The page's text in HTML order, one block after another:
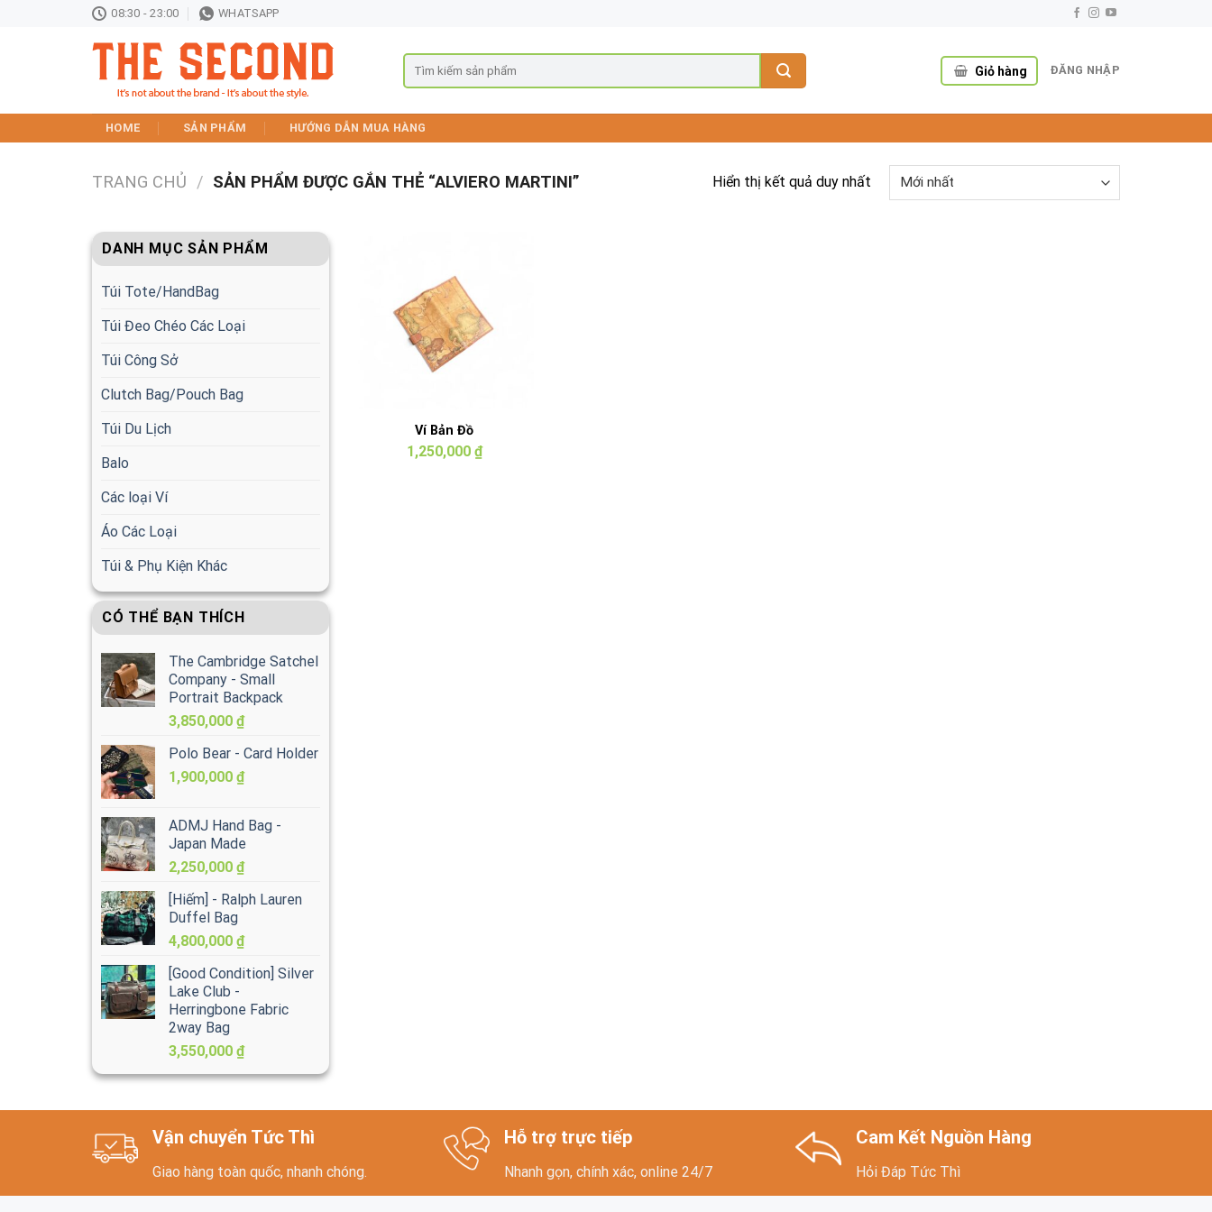
08:30 - 23:00 WHATSAPP
Giỏ hàng ĐĂNG NHẬP
HOME SẢN PHẨM HƯỚNG DẪN MUA HÀNG
TRANG CHỦ / SẢN PHẨM ĐƯỢC GẮN THẺ “ALVIERO MARTINI” Hiển thị kết quả duy nhất
DANH MỤC SẢN PHẨM
Túi Tote/HandBag
Túi Đeo Chéo Các Loại
Túi Công Sở
Clutch Bag/Pouch Bag
Túi Du Lịch
Balo
Các loại Ví
Áo Các Loại
Túi & Phụ Kiện Khác
CÓ THỂ BẠN THÍCH
The Cambridge Satchel
Company - Small
Portrait Backpack
3,850,000 ₫
Polo Bear - Card Holder
1,900,000 ₫
ADMJ Hand Bag -
Japan Made
2,250,000 ₫
[Hiếm] - Ralph Lauren
Duffel Bag
4,800,000 ₫
[Good Condition] Silver
Lake Club -
Herringbone Fabric
2way Bag
3,550,000 ₫
Ví Bản Đồ
1,250,000 ₫
Vận chuyển Tức Thì
Giao hàng toàn quốc, nhanh chóng.
Hỗ trợ trực tiếp
Nhanh gọn, chính xác, online 24/7
Cam Kết Nguồn Hàng
Hỏi Đáp Tức Thì